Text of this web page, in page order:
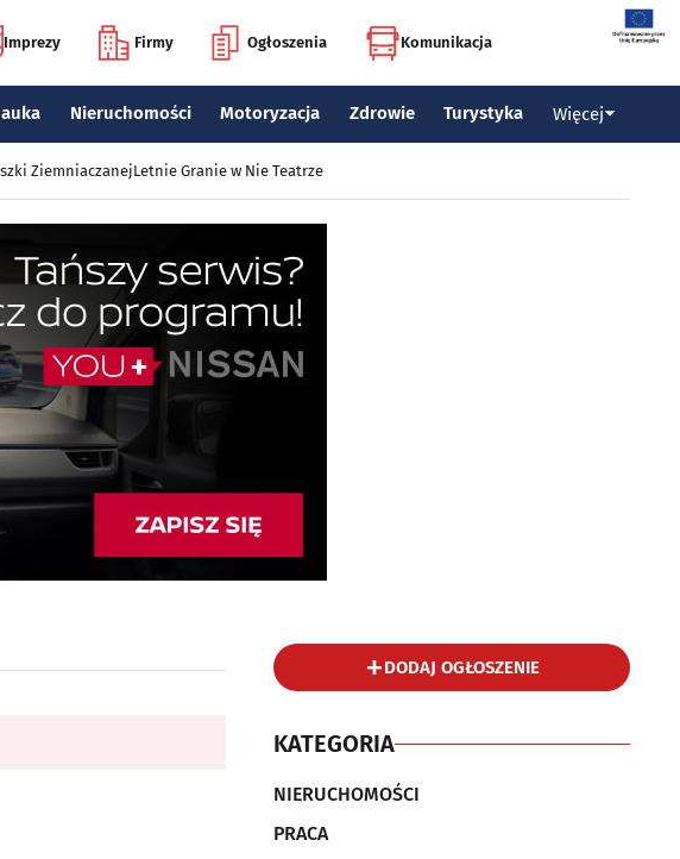
Imprezy Firmy Ogłoszenia Komunikacja
Nieruchomości Motoryzacja Zdrowie Turystyka Więcej
ZiemniaczanejLetnie Granie w Nie Teatrze
DODAJ OGŁOSZENIE
KATEGORIA
NIERUCHOMOŚCI
PRACA